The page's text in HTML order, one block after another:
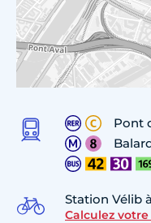
Pont
Station Vélib
Calculez